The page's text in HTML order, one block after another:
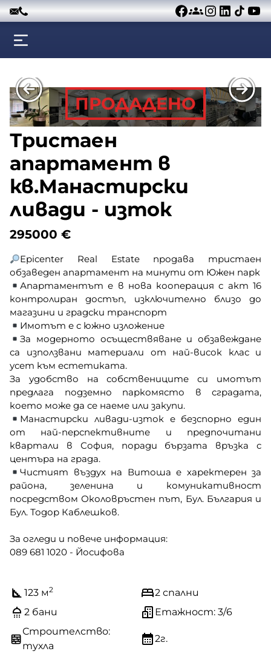
Към съдържанието
ПРОДАДЕНО
Тристаен
апартамент в
кв.Манастирски
ливади - изток
295000 €
Epicenter Real Estate продава тристаен
обзаведен апартамент на минути от Южен парк
Апартаментът е в нова кооперация с акт 16
контролиран достъп, изключително близо до
магазини и градски транспорт
Имотът е с южно изложение
За модерното осъществяване и обзавеждане
са използвани материали от най-висок клас и
усет към естетиката.
За удобство на собствениците си имотът
предлага подземно паркомясто в сградата,
което може да се наеме или закупи.
Манастирски ливади-изток е безспорно един
от най-перспективните и предпочитани
квартали в София, поради бързата връзка с
центъра на града.
Чистият въздух на Витоша е харектерен за
района, зеленина и комуникативност
посредством Околовръстен път, Бул. България и
Бул. Тодор Каблешков.
За огледи и повече информация:
089 681 1020 - Йосифова
123 м2
2 спални
2 бани
Етажност: 3/6
Строителство:
тухла
2г.